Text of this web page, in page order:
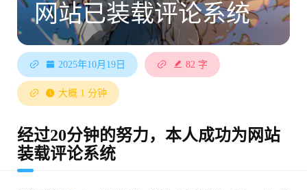
网站已装载评论系统
2025年10月19日 82 字
大概 1 分钟
经过20分钟的努力，本人成功为网站
装载评论系统